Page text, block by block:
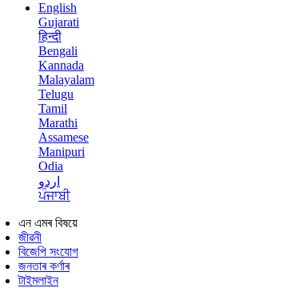
English
Gujarati
हिन्दी
Bengali
Kannada
Malayalam
Telugu
Tamil
Marathi
Assamese
Manipuri
Odia
اردو
ਪੰਜਾਬੀ
এন এমৰ বিষয়ে
জীৱনী
বিজেপি সংযোগ
জনতাৰ কৰ্ণাৰ
টাইমলাইন